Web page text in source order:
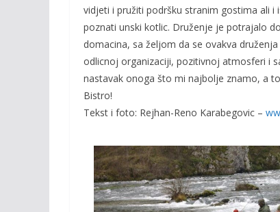
vidjeti i pružiti podršku stranim gostima ali
poznati unski kotlic. Druženje je potrajalo
domacina, sa željom da se ovakva
odlicnoj organizaciji, pozitivnoj atmosferi i
nastavak onoga što mi najbolje znamo, a to
Bistro!
Tekst i foto: Rejhan-Reno Karabegovic –